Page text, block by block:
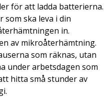
för att ladda batterierna.
som ska leva i din
in.
av mikroåterhämtning.
som räknas, utan
under arbetsdagen som
hitta små stunder av